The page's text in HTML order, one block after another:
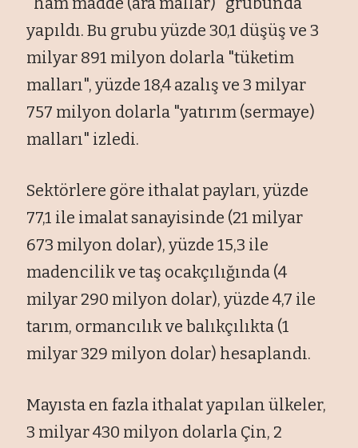
yapıldı. Bu grubu yüzde 30,1 düşüş ve 3
milyar 891 milyon dolarla "tüketim
malları", yüzde 18,4 azalış ve 3 milyar
757 milyon dolarla "yatırım (sermaye)
malları" izledi.
Sektörlere göre ithalat payları, yüzde
77,1 ile imalat sanayisinde (21 milyar
673 milyon dolar), yüzde 15,3 ile
madencilik ve taş ocakçılığında (4
milyar 290 milyon dolar), yüzde 4,7 ile
tarım, ormancılık ve balıkçılıkta (1
milyar 329 milyon dolar) hesaplandı.
Mayısta en fazla ithalat yapılan ülkeler,
3 milyar 430 milyon dolarla Çin, 2